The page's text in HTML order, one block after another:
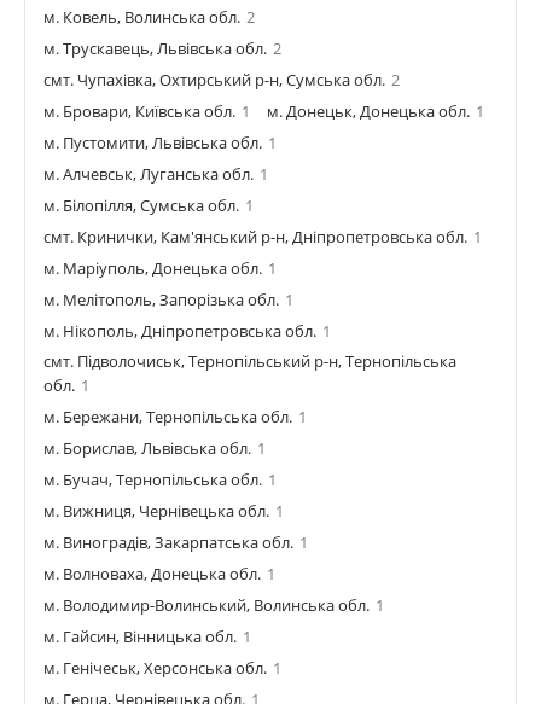
м. Ковель, Волинська обл. 2
м. Трускавець, Львівська обл. 2
смт. Чупахівка, Охтирський р-н, Сумська обл. 2
м. Бровари, Київська обл. 1 м. Донецьк, Донецька обл. 1
м. Пустомити, Львівська обл. 1
м. Алчевськ, Луганська обл. 1
м. Білопілля, Сумська обл. 1
смт. Кринички, Кам'янський р-н, Дніпропетровська обл. 1
м. Маріуполь, Донецька обл. 1
м. Мелітополь, Запорізька обл. 1
м. Нікополь, Дніпропетровська обл. 1
смт. Підволочиськ, Тернопільський р-н, Тернопільська
обл. 1
м. Бережани, Тернопільська обл. 1
м. Борислав, Львівська обл. 1
м. Бучач, Тернопільська обл. 1
м. Вижниця, Чернівецька обл. 1
м. Виноградів, Закарпатська обл. 1
м. Волноваха, Донецька обл. 1
м. Володимир-Волинський, Волинська обл. 1
м. Гайсин, Вінницька обл. 1
м. Генічеськ, Херсонська обл. 1
м. Герца, Чернівецька обл. 1